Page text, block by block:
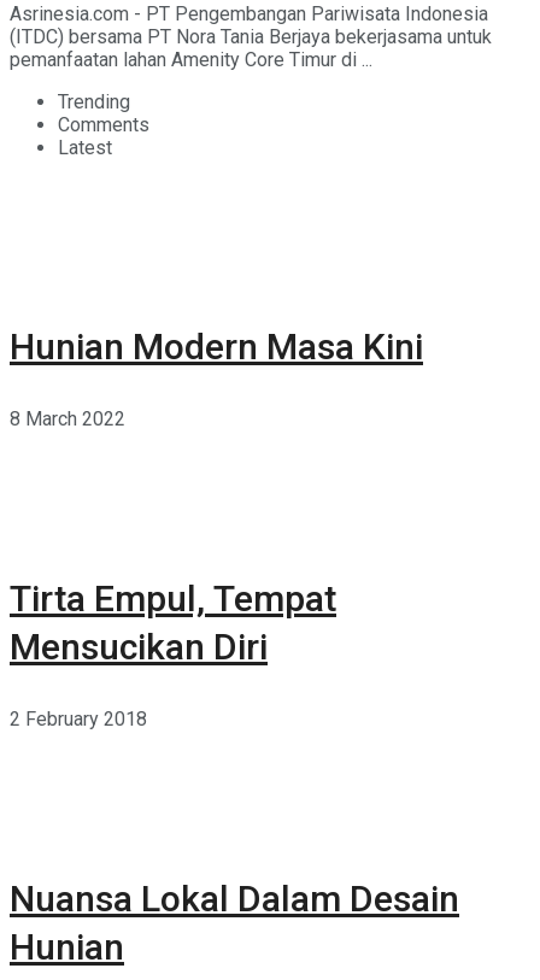
Asrinesia.com - PT Pengembangan Pariwisata Indonesia
(ITDC) bersama PT Nora Tania Berjaya bekerjasama untuk
pemanfaatan lahan Amenity Core Timur di ...
Trending
Comments
Latest
Hunian Modern Masa Kini
8 March 2022
Tirta Empul, Tempat
Mensucikan Diri
2 February 2018
Nuansa Lokal Dalam Desain
Hunian